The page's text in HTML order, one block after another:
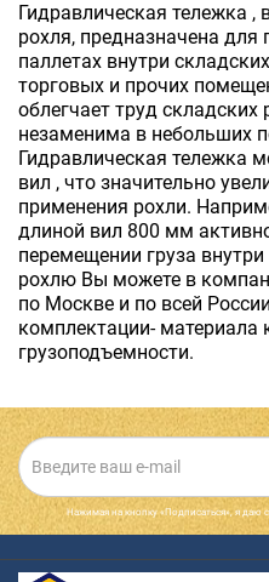
Гидравлическая тележка ,
рохля, предназначена для
паллетах внутри
торговых и прочих
облегчает труд складских
незаменима в небольших
Гидравлическая тележка
вил , что значительно
применения рохли.
длиной вил 800 мм
перемещении груза
рохлю Вы можете в
по Москве и по всей
комплектации- материала
грузоподъемности.
Нажимая на кнопку «Подписаться», я даю